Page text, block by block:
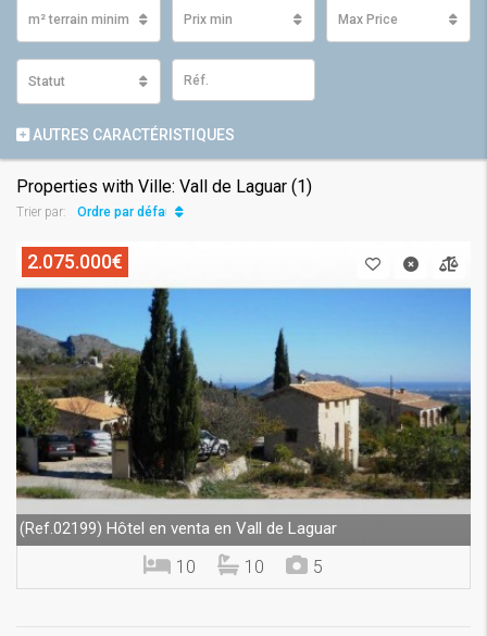
m² terrain minimum Prix ​​min Max Price
Statut
AUTRES CARACTÉRISTIQUES
Properties with Ville: Vall de Laguar (1)
Trier par: Ordre par défaut
2.075.000€
(Ref.02199) Hôtel en venta en Vall de Laguar
10 10 5